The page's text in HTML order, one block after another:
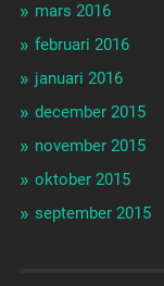
mars 2016
februari 2016
januari 2016
december 2015
november 2015
oktober 2015
september 2015